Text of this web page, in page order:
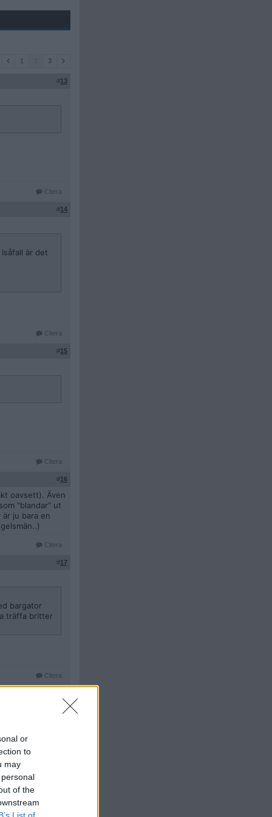
or
to
may
of the
1 3
#13
Citera
#14
är det
Citera
#15
Citera
#16
oavsett). Även
"blandar" ut
ju bara en
Citera
#17
bargator
träffa britter
Citera
bargator
träffa britter
wt-britter så är